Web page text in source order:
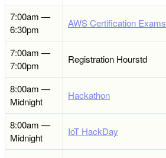
7:00am —
6:30pm
AWS Certification Exams
7:00am —
7:00pm
Registration Hourstd
8:00am —
Midnight
Hackathon
8:00am —
Midnight
IoT HackDay